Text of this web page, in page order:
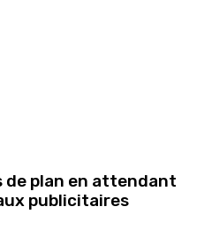
de plan en attendant
publicitaires